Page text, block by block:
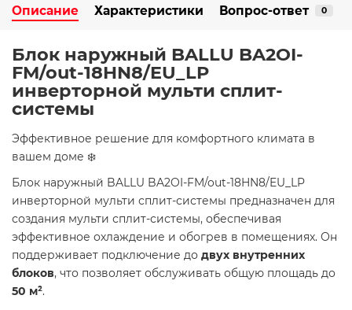
Описание Характеристики Вопрос-ответ 0
Блок наружный BALLU BA2OI-
FM/out-18HN8/EU_LP
инверторной мульти сплит-
системы
​Эффективное решение для комфортного климата в
вашем доме ❄️
Блок наружный BALLU BA2OI-FM/out-18HN8/EU_LP
инверторной мульти сплит-системы предназначен для
создания мульти сплит-системы, обеспечивая
эффективное охлаждение и обогрев в помещениях. Он
поддерживает подключение до двух внутренних
блоков, что позволяет обслуживать общую площадь до
50 м². ​